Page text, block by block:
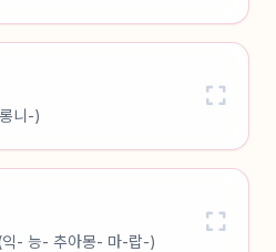
니-)
익- 능- 추아몽- 마-랍-)